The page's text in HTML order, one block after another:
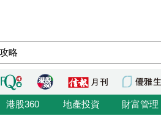
港股360 地產投資 財富管理